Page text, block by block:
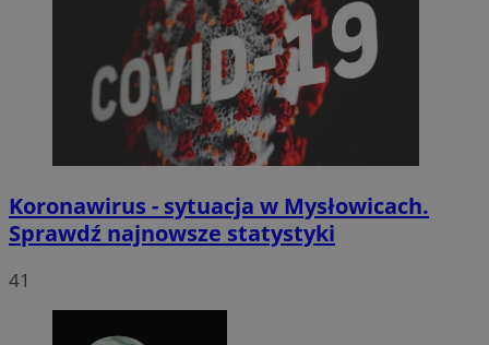
Koronawirus - sytuacja w Mysłowicach.
Sprawdź najnowsze statystyki
41